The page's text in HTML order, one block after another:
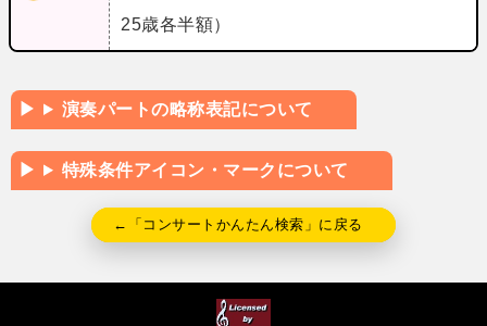
25歳各半額）
演奏パートの略称表記について
特殊条件アイコン・マークについて
←「コンサートかんたん検索」に戻る